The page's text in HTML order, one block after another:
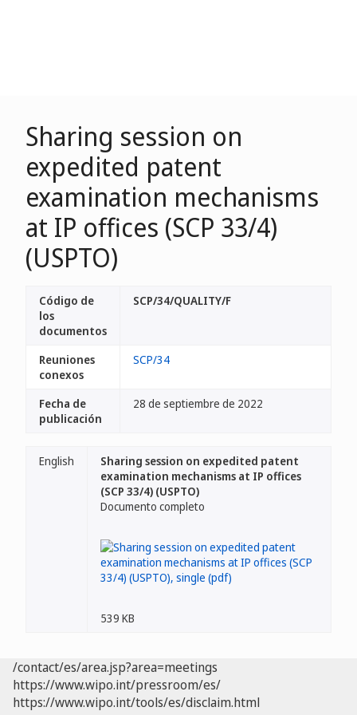
Sharing session on
expedited patent
examination mechanisms
at IP offices (SCP 33/4)
(USPTO)
Código de
los
documentos
SCP/34/QUALITY/F
Reuniones
conexos
SCP/34
Fecha de
publicación
28 de septiembre de 2022
English
Sharing session on expedited patent
examination mechanisms at IP offices
(SCP 33/4) (USPTO)
Documento completo
539 KB
/contact/es/area.jsp?area=meetings
https://www.wipo.int/pressroom/es/
https://www.wipo.int/tools/es/disclaim.html